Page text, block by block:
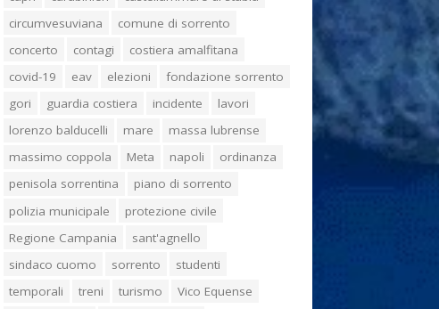
circumvesuviana
comune di sorrento
concerto
contagi
costiera amalfitana
covid-19
eav elezioni
fondazione sorrento
gori
guardia costiera incidente
lavori
lorenzo balducelli
mare
massa lubrense
massimo coppola
Meta napoli
ordinanza
penisola sorrentina
piano di sorrento
polizia municipale
protezione civile
Regione Campania
sant'agnello
sindaco cuomo
sorrento
studenti
temporali
treni turismo
Vico Equense